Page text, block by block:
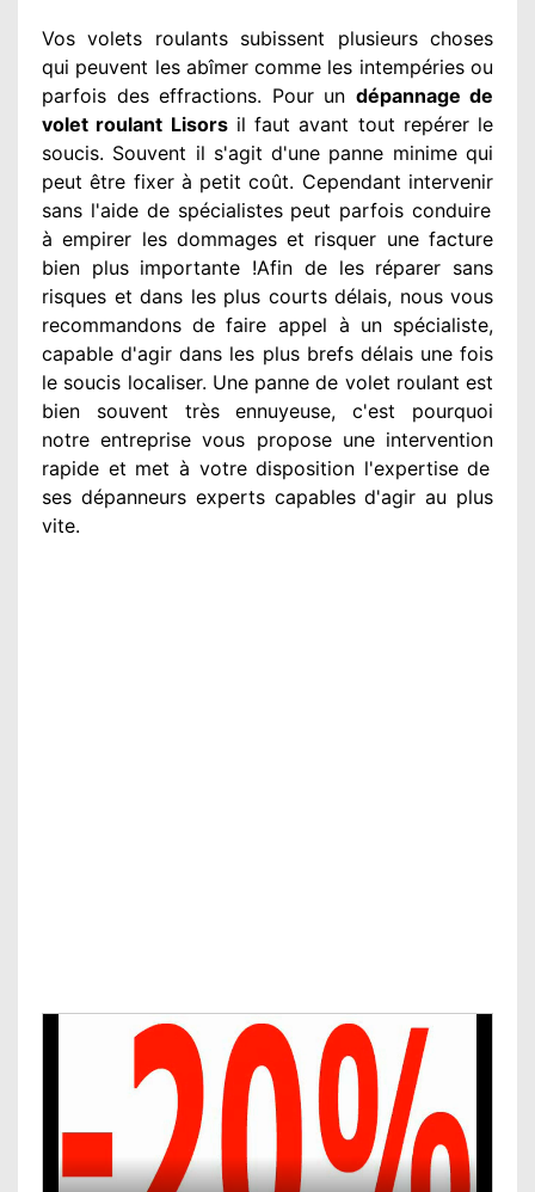
Vos volets roulants subissent plusieurschoses
qui peuvent les abîmercomme les intempéries ou
parfois des effractions. Pour un dépannage de
volet roulant Lisorsil faut avant tout repérerle
soucis. Souvent il s'agit d'une panne minime qui
peut être fixerà petit coût. Cependant intervenir
sans l'aide de spécialistespeut parfois conduire
à empirer les dommageset risquer une facture
bien plus importante !Afin de les réparer sans
risques et dans les plus courtsdélais, nous vous
recommandons de faire appel à un spécialiste,
capable d'agir dans les plus brefs délais une fois
le soucis localiser. Une panne de volet roulant est
bien souvent très ennuyeuse, c'est pourquoi
notre entreprise vous propose une intervention
rapide et met à votre disposition l'expertise de
ses dépanneurs expertscapables d'agir au plus
vite.